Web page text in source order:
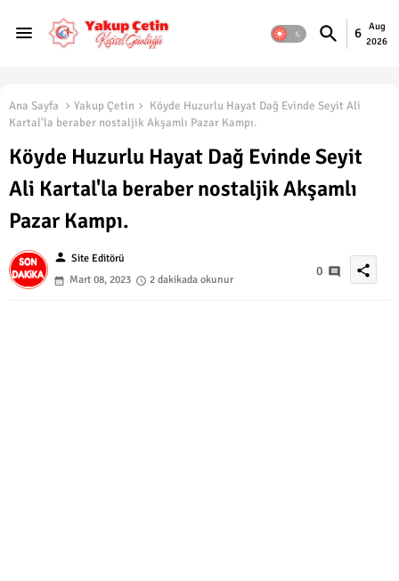
6
Aug
2026
Ana Sayfa Yakup Çetin
Köyde Huzurlu Hayat Dağ Evinde Seyit Ali
Kartal'la beraber nostaljik Akşamlı Pazar Kampı.
Köyde Huzurlu Hayat Dağ Evinde Seyit
Ali Kartal'la beraber nostaljik Akşamlı
Pazar Kampı.
person Site Editörü
Mart 08, 2023
2 dakikada okunur
0 share